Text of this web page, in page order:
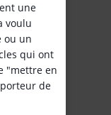
une
voulu
ou un
qui ont
"mettre en
de